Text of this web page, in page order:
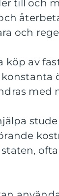
till och
och
köp av